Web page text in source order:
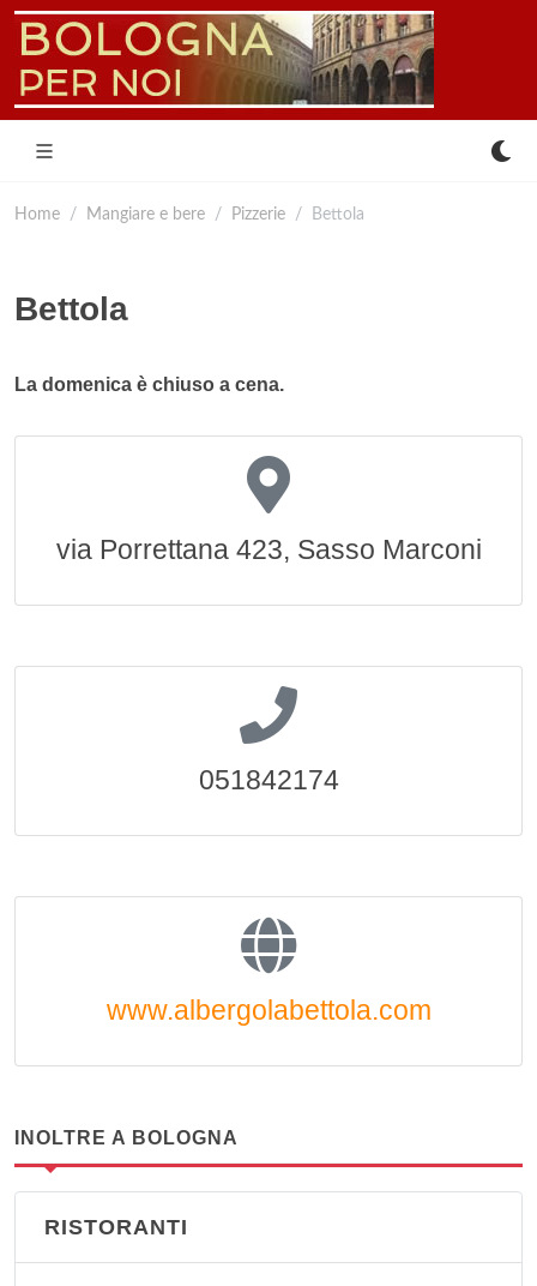
Home Mangiare e bere Pizzerie Bettola
Bettola
La domenica è chiuso a cena.
via Porrettana 423, Sasso Marconi
051842174
www.albergolabettola.com
INOLTRE A BOLOGNA
RISTORANTI